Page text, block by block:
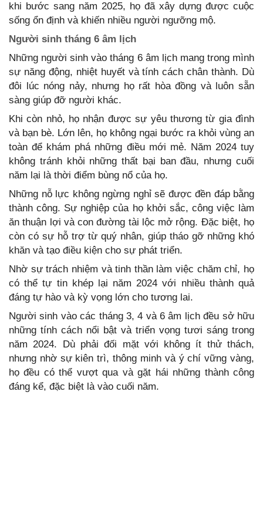
khi bước sang năm 2025, họ đã xây dựng được cuộc
sống ổn định và khiến nhiều người ngưỡng mộ.
Người sinh tháng 6 âm lịch
Những người sinh vào tháng 6 âm lịch mang trong mình
sự năng động, nhiệt huyết và tính cách chân thành. Dù
đôi lúc nóng nảy, nhưng họ rất hòa đồng và luôn sẵn
sàng giúp đỡ người khác.
Khi còn nhỏ, họ nhận được sự yêu thương từ gia đình
và bạn bè. Lớn lên, họ không ngại bước ra khỏi vùng an
toàn để khám phá những điều mới mẻ. Năm 2024 tuy
không tránh khỏi những thất bại ban đầu, nhưng cuối
năm lại là thời điểm bùng nổ của họ.
Những nỗ lực không ngừng nghỉ sẽ được đền đáp bằng
thành công. Sự nghiệp của họ khởi sắc, công việc làm
ăn thuận lợi và con đường tài lộc mở rộng. Đặc biệt, họ
còn có sự hỗ trợ từ quý nhân, giúp tháo gỡ những khó
khăn và tạo điều kiện cho sự phát triển.
Nhờ sự trách nhiệm và tinh thần làm việc chăm chỉ, họ
có thể tự tin khép lại năm 2024 với nhiều thành quả
đáng tự hào và kỳ vọng lớn cho tương lai.
Người sinh vào các tháng 3, 4 và 6 âm lịch đều sở hữu
những tính cách nổi bật và triển vọng tươi sáng trong
năm 2024. Dù phải đối mặt với không ít thử thách,
nhưng nhờ sự kiên trì, thông minh và ý chí vững vàng,
họ đều có thể vượt qua và gặt hái những thành công
đáng kể, đặc biệt là vào cuối năm.